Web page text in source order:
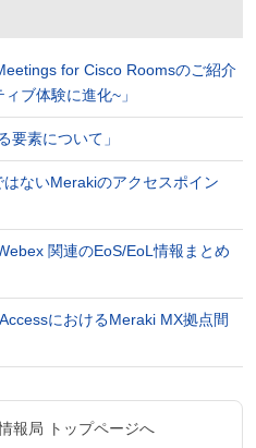
for Cisco Roomsのご紹介
ブ体験に進化~」
要素について」
ないMerakiのアクセスポイン
関連のEoS/EoL情報まとめ
におけるMeraki MX拠点間
報局 トップページへ